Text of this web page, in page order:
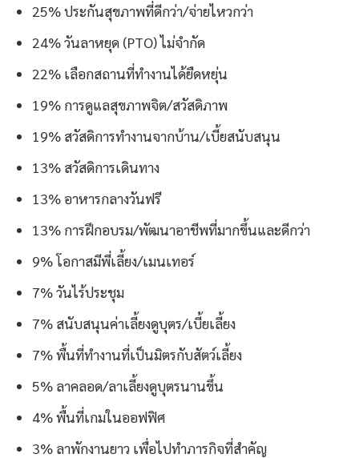
25% ประกันสุขภาพที่ดีกว่า/จ่ายไหวกว่า
24% วันลาหยุด (PTO) ไม่จำกัด
22% เลือกสถานที่ทำงานได้ยืดหยุ่น
19% การดูแลสุขภาพจิต/สวัสดิภาพ
19% สวัสดิการทำงานจากบ้าน/เบี้ยสนับสนุน
13% สวัสดิการเดินทาง
13% อาหารกลางวันฟรี
13% การฝึกอบรม/พัฒนาอาชีพที่มากขึ้นและดีกว่า
9% โอกาสมีพี่เลี้ยง/เมนเทอร์
7% วันไร้ประชุม
7% สนับสนุนค่าเลี้ยงดูบุตร/เบี้ยเลี้ยง
7% พื้นที่ทำงานที่เป็นมิตรกับสัตว์เลี้ยง
5% ลาคลอด/ลาเลี้ยงดูบุตรนานขึ้น
4% พื้นที่เกมในออฟฟิศ
3% ลาพักงานยาว เพื่อไปทำภารกิจที่สำคัญ